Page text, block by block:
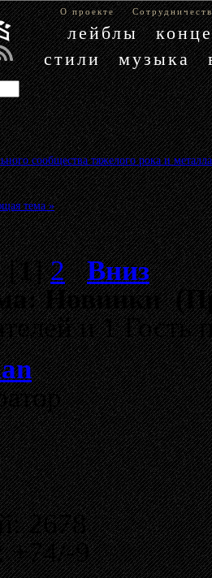
О проекте
лейблы
стили
музыка
сообщества тяжелого рока и металла
тема »
[1]2
Вниз
Новинки
и 1 Гость
2678
+74/-9